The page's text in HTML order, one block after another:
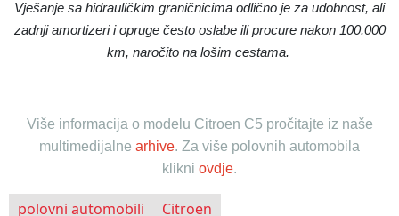
Vješanje sa hidrauličkim graničnicima odlično je za udobnost, ali
zadnji amortizeri i opruge često oslabe ili procure nakon 100.000
km, naročito na lošim cestama.
Više informacija o modelu Citroen C5 pročitajte iz naše
multimedijalne arhive. Za više polovnih automobila
klikni ovdje.
polovni automobili Citroen